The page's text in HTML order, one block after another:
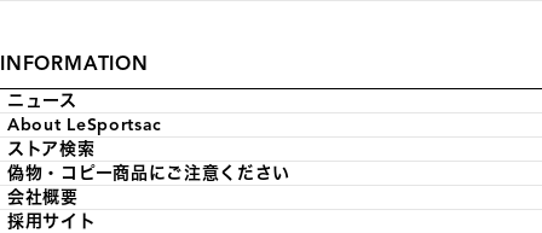
INFORMATION
ニュース
About LeSportsac
ストア検索
偽物・コピー商品にご注意ください
会社概要
採用サイト